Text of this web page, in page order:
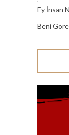
Ey İnsan
Beni